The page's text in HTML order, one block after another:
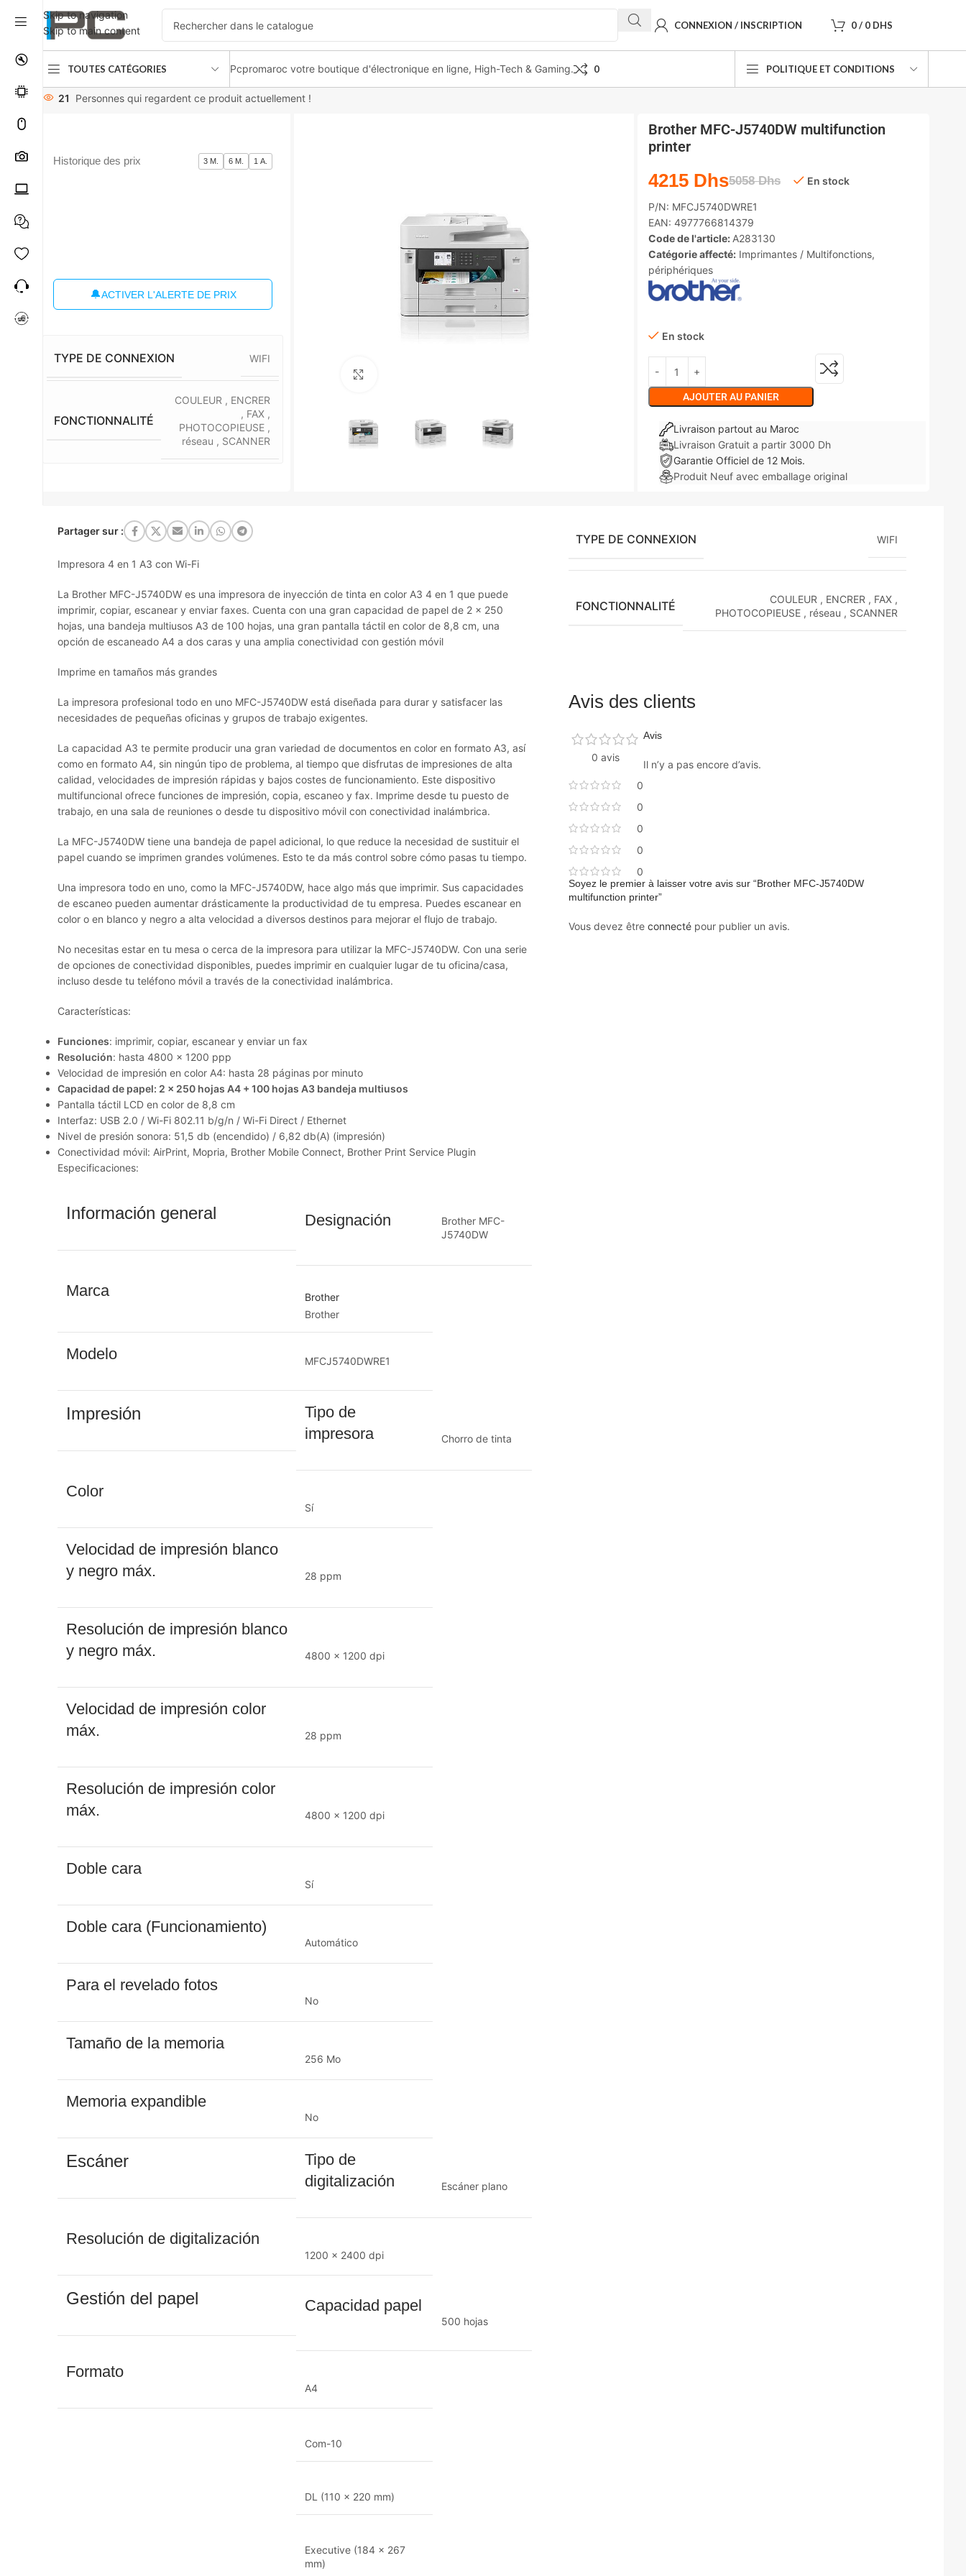
Skip to navigation
Skip to main content
CONNEXION / INSCRIPTION 0/ 0 DHS
TOUTES CATÉGORIES Pcpromaroc votre boutique d'électronique en ligne, High-Tech & Gaming. 0 POLITIQUE ET CONDITIONS
Accueil périphériques Imprimantes / Multifonctions Brother MFC-J5740DW multifunction printer
21
Personnes qui regardent ce produit actuellement !
Historique des prix 3 M. 6 M. 1 A.
🔔ACTIVER L'ALERTE DE PRIX
TYPE DE CONNEXION WIFI
FONCTIONNALITÉ
COULEUR , ENCRER
, FAX ,
PHOTOCOPIEUSE ,
réseau , SCANNER
Brother MFC-J5740DW multifunction
printer
5058Dhs
4215 Dhs En stock
P/N: MFCJ5740DWRE1
EAN: 4977766814379
Code de l'article: A283130
Catégorie affecté: Imprimantes / Multifonctions,
périphériques
En stock
AJOUTER AU PANIER
Livraison partout au Maroc
Livraison Gratuit a partir 3000 Dh
Garantie Officiel de 12 Mois.
Produit Neuf avec emballage original
Partager sur :
Impresora 4 en 1 A3 con Wi-Fi
La Brother MFC-J5740DW es una impresora de inyección de tinta en color A3 4 en 1 que puede
imprimir, copiar, escanear y enviar faxes. Cuenta con una gran capacidad de papel de 2 x 250
hojas, una bandeja multiusos A3 de 100 hojas, una gran pantalla táctil en color de 8,8 cm, una
opción de escaneado A4 a dos caras y una amplia conectividad con gestión móvil
Imprime en tamaños más grandes
La impresora profesional todo en uno MFC-J5740DW está diseñada para durar y satisfacer las
necesidades de pequeñas oficinas y grupos de trabajo exigentes.
La capacidad A3 te permite producir una gran variedad de documentos en color en formato A3, así
como en formato A4, sin ningún tipo de problema, al tiempo que disfrutas de impresiones de alta
calidad, velocidades de impresión rápidas y bajos costes de funcionamiento. Este dispositivo
multifuncional ofrece funciones de impresión, copia, escaneo y fax. Imprime desde tu puesto de
trabajo, en una sala de reuniones o desde tu dispositivo móvil con conectividad inalámbrica.
La MFC-J5740DW tiene una bandeja de papel adicional, lo que reduce la necesidad de sustituir el
papel cuando se imprimen grandes volúmenes. Esto te da más control sobre cómo pasas tu tiempo.
Una impresora todo en uno, como la MFC-J5740DW, hace algo más que imprimir. Sus capacidades
de escaneo pueden aumentar drásticamente la productividad de tu empresa. Puedes escanear en
color o en blanco y negro a alta velocidad a diversos destinos para mejorar el flujo de trabajo.
No necesitas estar en tu mesa o cerca de la impresora para utilizar la MFC-J5740DW. Con una serie
de opciones de conectividad disponibles, puedes imprimir en cualquier lugar de tu oficina/casa,
incluso desde tu teléfono móvil a través de la conectividad inalámbrica.
Características:
Funciones: imprimir, copiar, escanear y enviar un fax
Resolución: hasta 4800 x 1200 ppp
Velocidad de impresión en color A4: hasta 28 páginas por minuto
Capacidad de papel: 2 x 250 hojas A4 + 100 hojas A3 bandeja multiusos
Pantalla táctil LCD en color de 8,8 cm
Interfaz: USB 2.0 / Wi-Fi 802.11 b/g/n / Wi-Fi Direct / Ethernet
Nivel de presión sonora: 51,5 db (encendido) / 6,82 db(A) (impresión)
Conectividad móvil: AirPrint, Mopria, Brother Mobile Connect, Brother Print Service Plugin
Especificaciones:
Información general Designación
Brother MFC-
J5740DW
Marca
Brother
Brother
Modelo MFCJ5740DWRE1
Impresión
Tipo de
impresora
Chorro de tinta
Color
Sí
Velocidad de impresión blanco
y negro máx.
28 ppm
Resolución de impresión blanco
y negro máx.
4800 x 1200 dpi
Velocidad de impresión color
máx.
28 ppm
Resolución de impresión color
máx.
4800 x 1200 dpi
Doble cara
Sí
Doble cara (Funcionamiento)
Automático
Para el revelado fotos
No
Tamaño de la memoria
256 Mo
Memoria expandible
No
Escáner
Tipo de
digitalización
Escáner plano
Resolución de digitalización
1200 x 2400 dpi
Gestión del papel Capacidad papel
500 hojas
Formato
A4
Com-10
DL (110 x 220 mm)
Executive (184 x 267
mm)
TYPE DE CONNEXION WIFI
FONCTIONNALITÉ COULEUR , ENCRER , FAX ,
PHOTOCOPIEUSE , réseau , SCANNER
Avis des clients
0 avis
0
0
0
0
0
Avis
Il n’y a pas encore d’avis.
Soyez le premier à laisser votre avis sur “Brother MFC-J5740DW
multifunction printer”
Vous devez être connectépour publier un avis.